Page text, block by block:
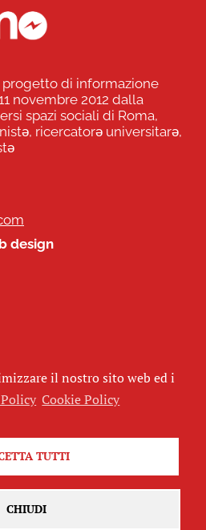
progetto di informazione
novembre 2012 dalla
spazi sociali di Roma,
ricercatorə universitarə,
design
il nostro sito web ed i
Cookie Policy
TUTTI
CHIUDI